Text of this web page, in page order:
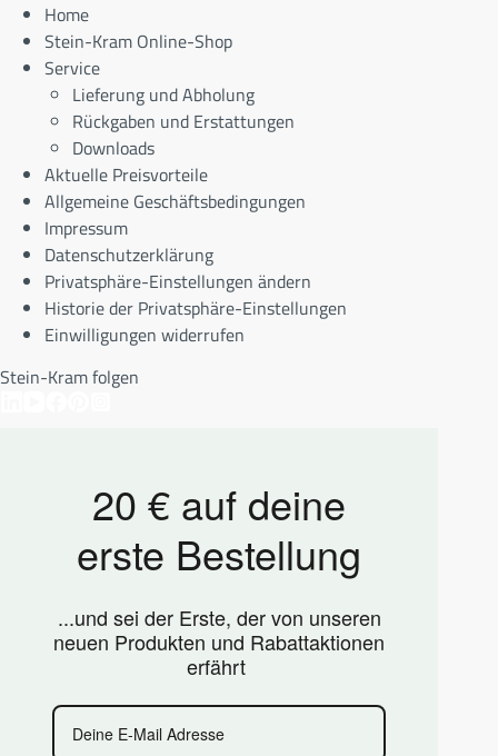
Home
Stein-Kram Online-Shop
Service
Lieferung und Abholung
Rückgaben und Erstattungen
Downloads
Aktuelle Preisvorteile
Allgemeine Geschäftsbedingungen
Impressum
Datenschutzerklärung
Privatsphäre-Einstellungen ändern
Historie der Privatsphäre-Einstellungen
Einwilligungen widerrufen
Stein-Kram folgen
20 € auf deine
erste Bestellung
...und sei der Erste, der von unseren
neuen Produkten und Rabattaktionen
erfährt